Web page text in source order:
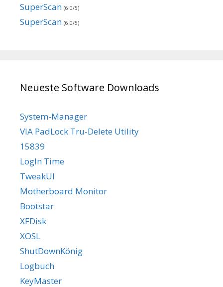
SuperScan (6.0/5)
SuperScan (6.0/5)
Neueste Software Downloads
System-Manager
VIA PadLock Tru-Delete Utility
15839
LogIn Time
TweakUI
Motherboard Monitor
Bootstar
XFDisk
XOSL
ShutDownKönig
Logbuch
KeyMaster